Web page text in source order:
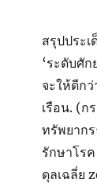
สรุปประ
‘ระดับศั
จะให้ดีก
เรือน. (ก
ทรัพยาก
รักษาโร
ดุลเฉลี่ย